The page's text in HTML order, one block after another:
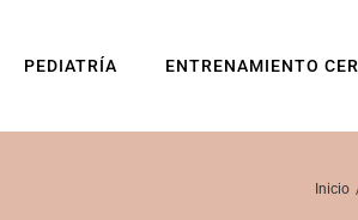
PEDIATRÍA ENTRENAMIENTO
Inicio